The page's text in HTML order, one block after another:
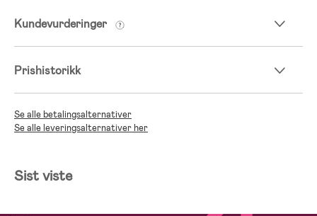
Kundevurderinger
Prishistorikk
Se alle betalingsalternativer
Se alle leveringsalternativer her
Sist viste